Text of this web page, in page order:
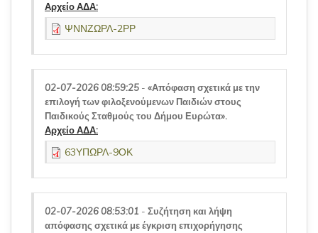
Αρχείο ΑΔΑ:
ΨΝΝΖΩΡΛ-2ΡΡ
02-07-2026 08:59:25 - «Απόφαση σχετικά με την
επιλογή των φιλοξενούμενων Παιδιών στους
Παιδικούς Σταθμούς του Δήμου Ευρώτα».
Αρχείο ΑΔΑ:
63ΥΠΩΡΛ-9ΟΚ
02-07-2026 08:53:01 - Συζήτηση και λήψη
απόφασης σχετικά με έγκριση επιχορήγησης